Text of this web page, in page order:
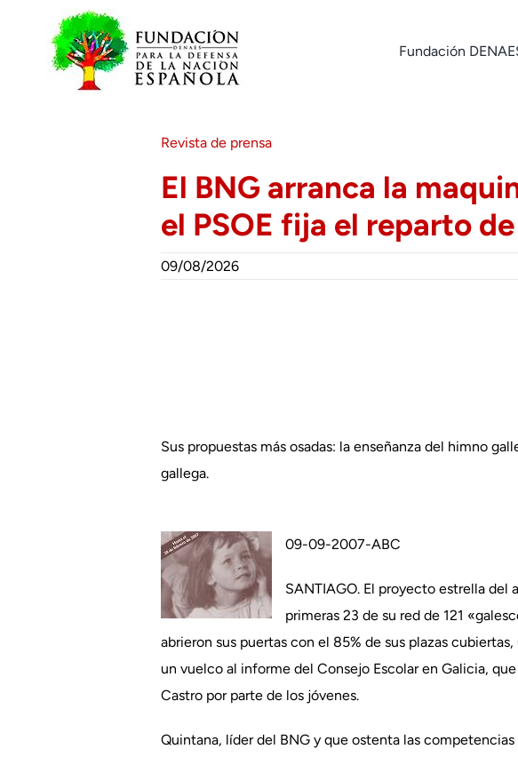
contenido
Fundación
Revista de prensa
El BNG arranca la
el PSOE fija el reparto
09/08/2026
Sus propuestas más osadas: la enseñanza del himno
gallega.
09-09-2007-ABC
SANTIAGO. El proyecto estrella del
primeras 23 de su red de 121
abrieron sus puertas con el 85% de sus plazas
un vuelco al informe del Consejo Escolar en Galicia,
Castro por parte de los jóvenes.
Quintana, líder del BNG y que ostenta las